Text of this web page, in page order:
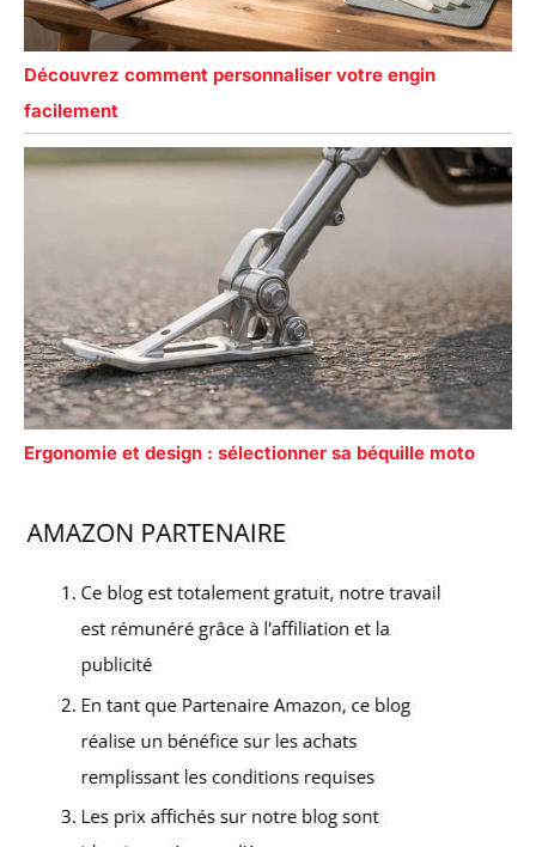
Découvrez comment personnaliser votre engin
facilement
Ergonomie et design : sélectionner sa béquille moto